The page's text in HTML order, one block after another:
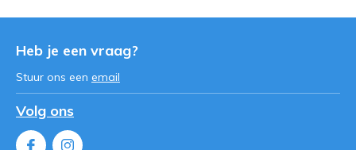
Heb je een vraag?
Stuur ons een email
Volg ons